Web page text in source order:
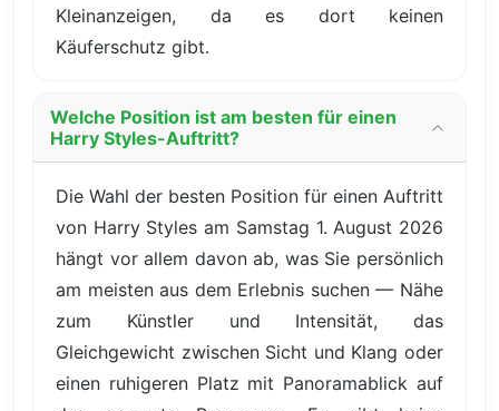
Kleinanzeigen, da es dort keinen
Käuferschutz gibt.
Welche Position ist am besten für einen
Harry Styles-Auftritt?
Die Wahl der besten Position für einen Auftritt
von Harry Styles am Samstag 1. August 2026
hängt vor allem davon ab, was Sie persönlich
am meisten aus dem Erlebnis suchen — Nähe
zum Künstler und Intensität, das
Gleichgewicht zwischen Sicht und Klang oder
einen ruhigeren Platz mit Panoramablick auf